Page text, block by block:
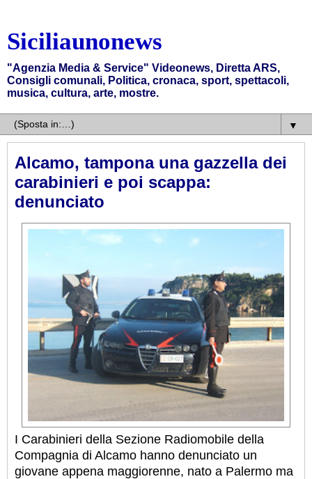
Siciliaunonews
"Agenzia Media & Service" Videonews, Diretta ARS,
Consigli comunali, Politica, cronaca, sport, spettacoli,
musica, cultura, arte, mostre.
▼
Alcamo, tampona una gazzella dei
carabinieri e poi scappa:
denunciato
I Carabinieri della Sezione Radiomobile della
Compagnia di Alcamo hanno denunciato un
giovane appena maggiorenne, nato a Palermo ma